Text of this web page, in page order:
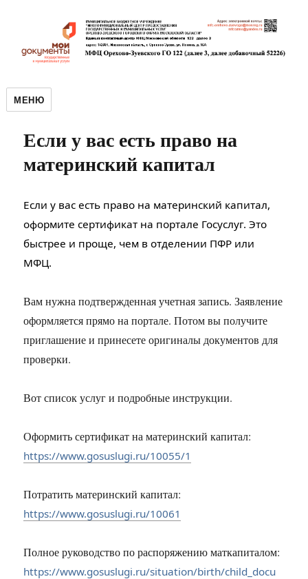
МЕНЮ
Если у вас есть право на
материнский капитал
Если у вас есть право на материнский капитал,
оформите сертификат на портале Госуслуг. Это
быстрее и проще, чем в отделении ПФР или
МФЦ.
Вам нужна подтвержденная учетная запись. Заявление
оформляется прямо на портале. Потом вы получите
приглашение и принесете оригиналы документов для
проверки.
Вот список услуг и подробные инструкции.
Оформить сертификат на материнский капитал:
https://www.gosuslugi.ru/10055/1
Потратить материнский капитал:
https://www.gosuslugi.ru/10061
Полное руководство по распоряжению маткапиталом:
https://www.gosuslugi.ru/situation/birth/child_docu